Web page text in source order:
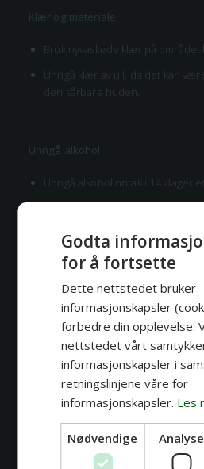
Klær og materiale:
Bruk nyvaskede klær på
Unngå klær av ull, da det kan
den sårbare huden.
Unngå alkohol:
Unngå alkoholinntak i 14 dager
effektiv heling av tatoveringen.
Dusj forsiktig:
Ved dusjing, unngå direkte
Pass på at ingen sjampo eller
kontakt med tatoveringen.
Unngå kløe og press:
Godta
for å fortsette
Dette nettstedet bruker
informasjonskapsler
forbedre din opplevelse.
nettstedet vårt
informasjonskapsler i
retningslinjene våre for
informasjonskapsler. Les
Nødvendige Analyse